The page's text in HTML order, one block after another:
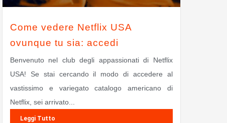
Come vedere Netflix USA
ovunque tu sia: accedi
Benvenuto nel club degli appassionati di Netflix
USA! Se stai cercando il modo di accedere al
vastissimo e variegato catalogo americano di
Netflix, sei arrivato...
Leggi Tutto